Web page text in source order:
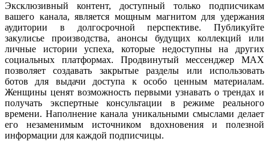
Эксклюзивный контент, доступный только подписчикам
вашего канала, является мощным магнитом для удержания
аудитории в долгосрочной перспективе. Публикуйте
закулисье производства, анонсы будущих коллекций или
личные истории успеха, которые недоступны на других
социальных платформах. Продвинутый мессенджер MAX
позволяет создавать закрытые разделы или использовать
ботов для выдачи доступа к особо ценным материалам.
Женщины ценят возможность первыми узнавать о трендах и
получать экспертные консультации в режиме реального
времени. Наполнение канала уникальными смыслами делает
его незаменимым источником вдохновения и полезной
информации для каждой подписчицы.